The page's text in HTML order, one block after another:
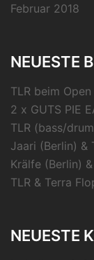
Februar 2018
NEUESTE
TLR beim
2 x GUTS PIE
TLR (bass/
Jaari (Berlin) &
Krälfe (Berlin)
TLR & Terra
NEUESTE